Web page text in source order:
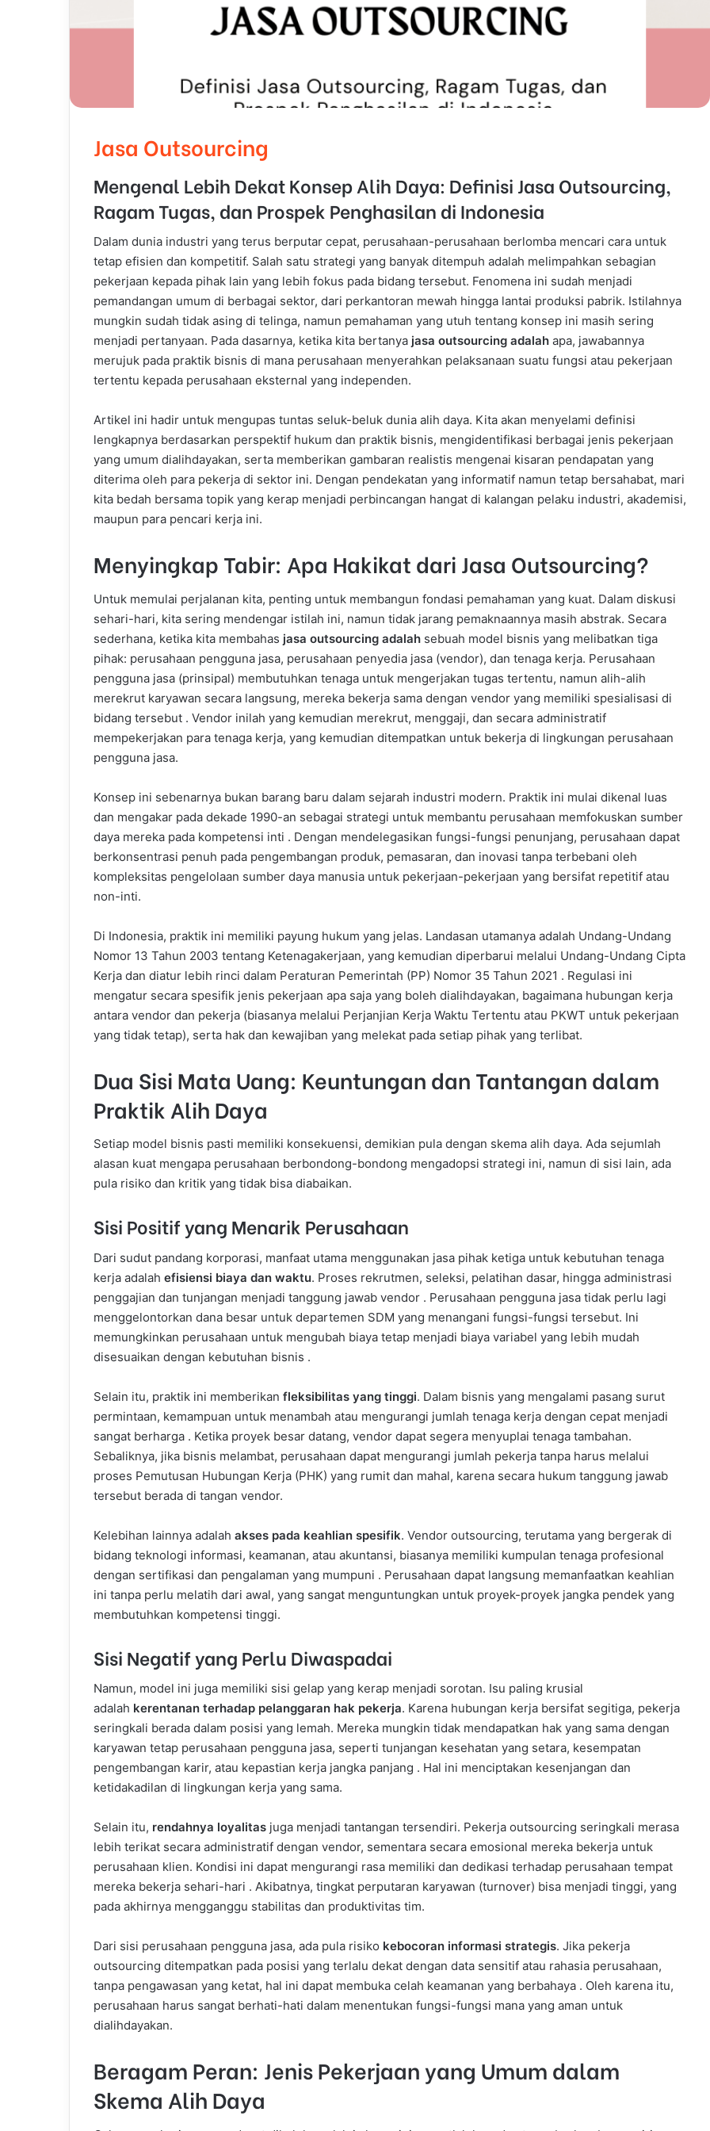
Jasa Outsourcing
Mengenal Lebih Dekat Konsep Alih Daya: Definisi Jasa Outsourcing,
Ragam Tugas, dan Prospek Penghasilan di Indonesia
Dalam dunia industri yang terus berputar cepat, perusahaan-perusahaan berlomba mencari cara untuk
tetap efisien dan kompetitif. Salah satu strategi yang banyak ditempuh adalah melimpahkan sebagian
pekerjaan kepada pihak lain yang lebih fokus pada bidang tersebut. Fenomena ini sudah menjadi
pemandangan umum di berbagai sektor, dari perkantoran mewah hingga lantai produksi pabrik. Istilahnya
mungkin sudah tidak asing di telinga, namun pemahaman yang utuh tentang konsep ini masih sering
menjadi pertanyaan. Pada dasarnya, ketika kita bertanya jasa outsourcing adalah apa, jawabannya
merujuk pada praktik bisnis di mana perusahaan menyerahkan pelaksanaan suatu fungsi atau pekerjaan
tertentu kepada perusahaan eksternal yang independen.
Artikel ini hadir untuk mengupas tuntas seluk-beluk dunia alih daya. Kita akan menyelami definisi
lengkapnya berdasarkan perspektif hukum dan praktik bisnis, mengidentifikasi berbagai jenis pekerjaan
yang umum dialihdayakan, serta memberikan gambaran realistis mengenai kisaran pendapatan yang
diterima oleh para pekerja di sektor ini. Dengan pendekatan yang informatif namun tetap bersahabat, mari
kita bedah bersama topik yang kerap menjadi perbincangan hangat di kalangan pelaku industri, akademisi,
maupun para pencari kerja ini.
Menyingkap Tabir: Apa Hakikat dari Jasa Outsourcing?
Untuk memulai perjalanan kita, penting untuk membangun fondasi pemahaman yang kuat. Dalam diskusi
sehari-hari, kita sering mendengar istilah ini, namun tidak jarang pemaknaannya masih abstrak. Secara
sederhana, ketika kita membahas jasa outsourcing adalah sebuah model bisnis yang melibatkan tiga
pihak: perusahaan pengguna jasa, perusahaan penyedia jasa (vendor), dan tenaga kerja. Perusahaan
pengguna jasa (prinsipal) membutuhkan tenaga untuk mengerjakan tugas tertentu, namun alih-alih
merekrut karyawan secara langsung, mereka bekerja sama dengan vendor yang memiliki spesialisasi di
bidang tersebut . Vendor inilah yang kemudian merekrut, menggaji, dan secara administratif
mempekerjakan para tenaga kerja, yang kemudian ditempatkan untuk bekerja di lingkungan perusahaan
pengguna jasa.
Konsep ini sebenarnya bukan barang baru dalam sejarah industri modern. Praktik ini mulai dikenal luas
dan mengakar pada dekade 1990-an sebagai strategi untuk membantu perusahaan memfokuskan sumber
daya mereka pada kompetensi inti . Dengan mendelegasikan fungsi-fungsi penunjang, perusahaan dapat
berkonsentrasi penuh pada pengembangan produk, pemasaran, dan inovasi tanpa terbebani oleh
kompleksitas pengelolaan sumber daya manusia untuk pekerjaan-pekerjaan yang bersifat repetitif atau
non-inti.
Di Indonesia, praktik ini memiliki payung hukum yang jelas. Landasan utamanya adalah Undang-Undang
Nomor 13 Tahun 2003 tentang Ketenagakerjaan, yang kemudian diperbarui melalui Undang-Undang Cipta
Kerja dan diatur lebih rinci dalam Peraturan Pemerintah (PP) Nomor 35 Tahun 2021 . Regulasi ini
mengatur secara spesifik jenis pekerjaan apa saja yang boleh dialihdayakan, bagaimana hubungan kerja
antara vendor dan pekerja (biasanya melalui Perjanjian Kerja Waktu Tertentu atau PKWT untuk pekerjaan
yang tidak tetap), serta hak dan kewajiban yang melekat pada setiap pihak yang terlibat.
Dua Sisi Mata Uang: Keuntungan dan Tantangan dalam
Praktik Alih Daya
Setiap model bisnis pasti memiliki konsekuensi, demikian pula dengan skema alih daya. Ada sejumlah
alasan kuat mengapa perusahaan berbondong-bondong mengadopsi strategi ini, namun di sisi lain, ada
pula risiko dan kritik yang tidak bisa diabaikan.
Sisi Positif yang Menarik Perusahaan
Dari sudut pandang korporasi, manfaat utama menggunakan jasa pihak ketiga untuk kebutuhan tenaga
kerja adalah efisiensi biaya dan waktu. Proses rekrutmen, seleksi, pelatihan dasar, hingga administrasi
penggajian dan tunjangan menjadi tanggung jawab vendor . Perusahaan pengguna jasa tidak perlu lagi
menggelontorkan dana besar untuk departemen SDM yang menangani fungsi-fungsi tersebut. Ini
memungkinkan perusahaan untuk mengubah biaya tetap menjadi biaya variabel yang lebih mudah
disesuaikan dengan kebutuhan bisnis .
Selain itu, praktik ini memberikan fleksibilitas yang tinggi. Dalam bisnis yang mengalami pasang surut
permintaan, kemampuan untuk menambah atau mengurangi jumlah tenaga kerja dengan cepat menjadi
sangat berharga . Ketika proyek besar datang, vendor dapat segera menyuplai tenaga tambahan.
Sebaliknya, jika bisnis melambat, perusahaan dapat mengurangi jumlah pekerja tanpa harus melalui
proses Pemutusan Hubungan Kerja (PHK) yang rumit dan mahal, karena secara hukum tanggung jawab
tersebut berada di tangan vendor.
Kelebihan lainnya adalah akses pada keahlian spesifik. Vendor outsourcing, terutama yang bergerak di
bidang teknologi informasi, keamanan, atau akuntansi, biasanya memiliki kumpulan tenaga profesional
dengan sertifikasi dan pengalaman yang mumpuni . Perusahaan dapat langsung memanfaatkan keahlian
ini tanpa perlu melatih dari awal, yang sangat menguntungkan untuk proyek-proyek jangka pendek yang
membutuhkan kompetensi tinggi.
Sisi Negatif yang Perlu Diwaspadai
Namun, model ini juga memiliki sisi gelap yang kerap menjadi sorotan. Isu paling krusial
adalah kerentanan terhadap pelanggaran hak pekerja. Karena hubungan kerja bersifat segitiga, pekerja
seringkali berada dalam posisi yang lemah. Mereka mungkin tidak mendapatkan hak yang sama dengan
karyawan tetap perusahaan pengguna jasa, seperti tunjangan kesehatan yang setara, kesempatan
pengembangan karir, atau kepastian kerja jangka panjang . Hal ini menciptakan kesenjangan dan
ketidakadilan di lingkungan kerja yang sama.
Selain itu, rendahnya loyalitas juga menjadi tantangan tersendiri. Pekerja outsourcing seringkali merasa
lebih terikat secara administratif dengan vendor, sementara secara emosional mereka bekerja untuk
perusahaan klien. Kondisi ini dapat mengurangi rasa memiliki dan dedikasi terhadap perusahaan tempat
mereka bekerja sehari-hari . Akibatnya, tingkat perputaran karyawan (turnover) bisa menjadi tinggi, yang
pada akhirnya mengganggu stabilitas dan produktivitas tim.
Dari sisi perusahaan pengguna jasa, ada pula risiko kebocoran informasi strategis. Jika pekerja
outsourcing ditempatkan pada posisi yang terlalu dekat dengan data sensitif atau rahasia perusahaan,
tanpa pengawasan yang ketat, hal ini dapat membuka celah keamanan yang berbahaya . Oleh karena itu,
perusahaan harus sangat berhati-hati dalam menentukan fungsi-fungsi mana yang aman untuk
dialihdayakan.
Beragam Peran: Jenis Pekerjaan yang Umum dalam
Skema Alih Daya